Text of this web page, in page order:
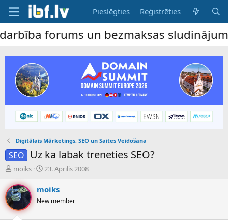
Pieslēgties Reģistrēties
forums un bezmaksas sludinājumu
Digitālais Mārketings, SEO un Saites Veidošana
SEO Uz ka labak treneties SEO?
P
v
e
i
moiks
S
k
m
23. Aprīlis 2008
moiks
New member